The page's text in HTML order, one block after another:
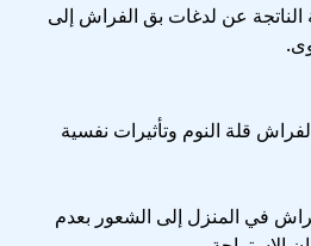
عن لدغات بق الفراش إلى
قلة النوم وتأثيرات نفسية
في المنزل إلى الشعور بعدم